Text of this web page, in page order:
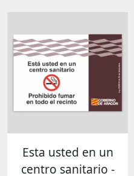
Esta usted en un
centro sanitario -